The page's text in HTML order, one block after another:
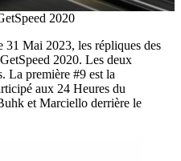
2020
31 Mai 2023, les répliques des
2020. Les deux
La première #9 est la
aux 24 Heures du
et Marciello derrière le